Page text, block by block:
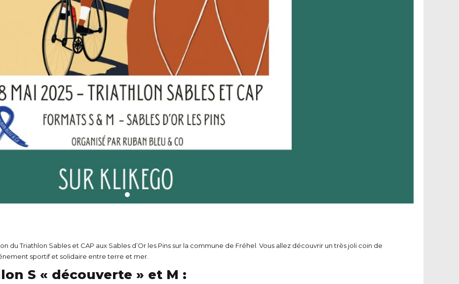
du Triathlon Sables et CAP aux Sables d’Or les Pins sur la commune de Fréhel. Vous allez découvrir un très joli coin de
sportif et solidaire entre terre et mer.
S « découverte » et M :